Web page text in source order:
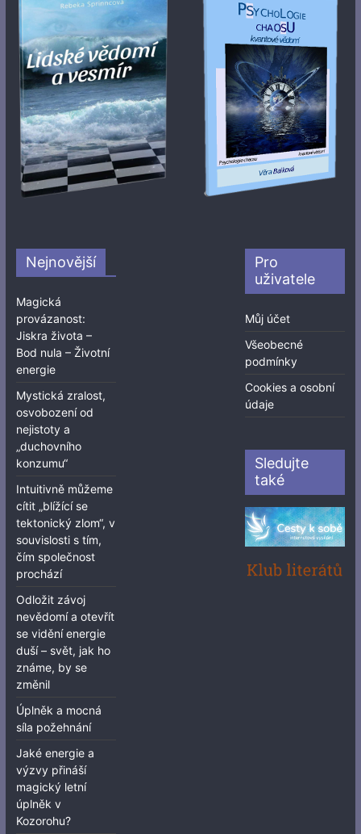
Nejnovější
Magická
provázanost:
Jiskra života –
Bod nula – Životní
energie
Mystická zralost,
osvobození od
nejistoty a
„duchovního
konzumu“
Intuitivně můžeme
cítit „blížící se
tektonický zlom“, v
souvislosti s tím,
čím společnost
prochází
Odložit závoj
nevědomí a otevřít
se vidění energie
duší – svět, jak ho
známe, by se
změnil
Úplněk a mocná
síla požehnání
Jaké energie a
výzvy přináší
magický letní
úplněk v
Kozorohu?
Pro
uživatele
Můj účet
Všeobecné
podmínky
Cookies a osobní
údaje
Sledujte
také